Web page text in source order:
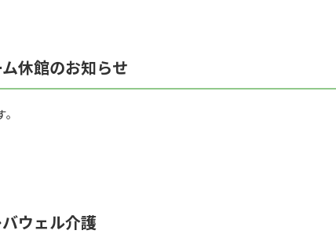
休館のお知らせ
ウェル介護